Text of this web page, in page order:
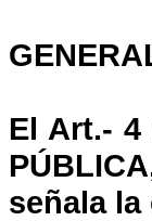
El Art.- 4
señala